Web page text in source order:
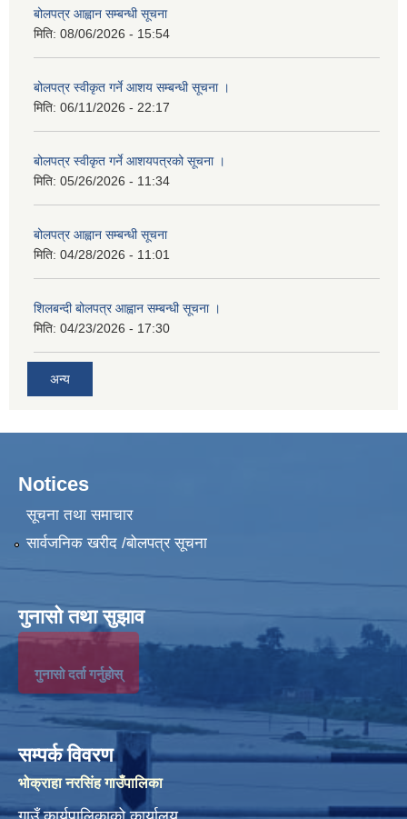
बोलपत्र आह्वान सम्बन्धी सूचना
मिति: 08/06/2026 - 15:54
बोलपत्र स्वीकृत गर्ने आशय सम्बन्धी सूचना ।
मिति: 06/11/2026 - 22:17
बोलपत्र स्वीकृत गर्ने आशयपत्रको सूचना ।
मिति: 05/26/2026 - 11:34
बोलपत्र आह्वान सम्बन्धी सूचना
मिति: 04/28/2026 - 11:01
शिलबन्दी बोलपत्र आह्वान सम्बन्धी सूचना ।
मिति: 04/23/2026 - 17:30
अन्य
Notices
सूचना तथा समाचार
सार्वजनिक खरीद /बोलपत्र सूचना
गुनासो तथा सुझाव
गुनासो दर्ता गर्नुहोस्
सम्पर्क विवरण
भोक्राहा नरसिंह गाउँपालिका